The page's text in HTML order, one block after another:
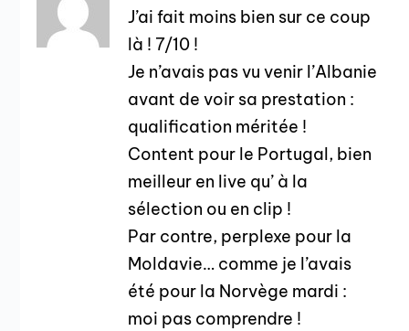
J’ai fait moins bien sur ce coup
là ! 7/10 !
Je n’avais pas vu venir l’Albanie
avant de voir sa prestation :
qualification méritée !
Content pour le Portugal, bien
meilleur en live qu’ à la
sélection ou en clip !
Par contre, perplexe pour la
Moldavie… comme je l’avais
été pour la Norvège mardi :
moi pas comprendre !